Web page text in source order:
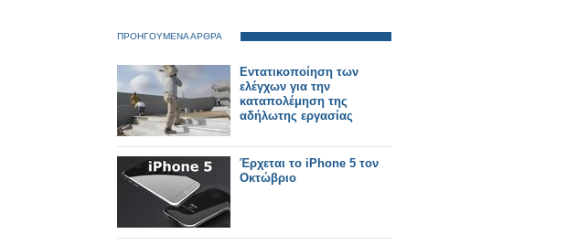
ΠΡΟΗΓΟΥΜΕΝΑ ΑΡΘΡΑ
Εντατικοποίηση των
ελέγχων για την
καταπολέμηση της
αδήλωτης εργασίας
Έρχεται το iPhone 5 τον
Οκτώβριο